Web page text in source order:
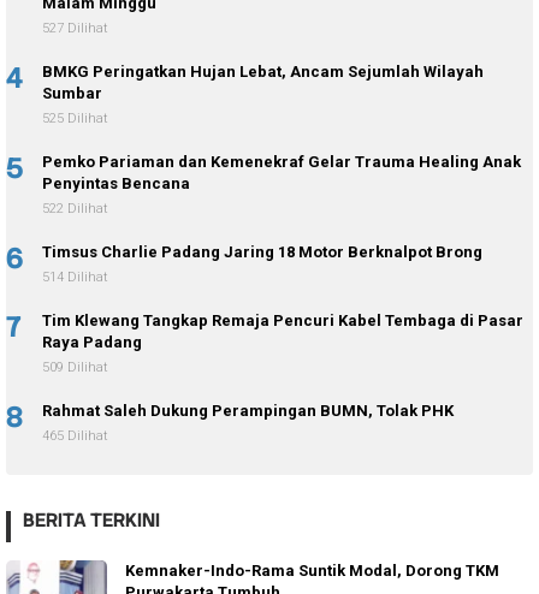
527 Dilihat
4
BMKG Peringatkan Hujan Lebat, Ancam Sejumlah Wilayah
Sumbar
525 Dilihat
5
Pemko Pariaman dan Kemenekraf Gelar Trauma Healing Anak
Penyintas Bencana
522 Dilihat
6 Timsus Charlie Padang Jaring 18 Motor Berknalpot Brong
514 Dilihat
7
Tim Klewang Tangkap Remaja Pencuri Kabel Tembaga di Pasar
Raya Padang
509 Dilihat
8 Rahmat Saleh Dukung Perampingan BUMN, Tolak PHK
465 Dilihat
BERITA TERKINI
Kemnaker-Indo-Rama Suntik Modal, Dorong TKM